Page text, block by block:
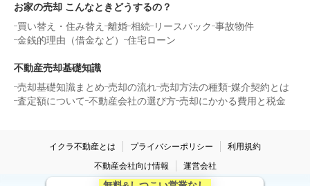
お家の売却 こんなときどうするの？
買い替え・住み替え
離婚 相続 リースバック 事故物件
金銭的理由（借金など）
住宅ローン
不動産売却基礎知識
売却基礎知識まとめ 売却の流れ 売却方法の種類 媒介契約とは
査定額について 不動産会社の選び方 売却にかかる費用と税金
イクラ不動産とは プライバシーポリシー
利用規約
不動産会社向け情報
運営会社